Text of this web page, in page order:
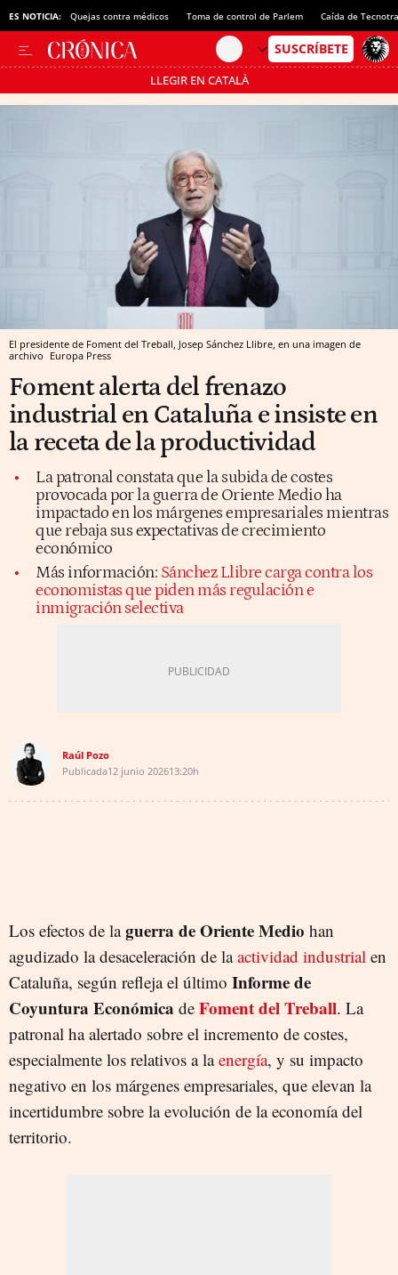
ES NOTICIA: Quejas contra médicos Toma de control de Parlem Caída de
LLEGIR EN CATALÀ
Pásate al MODO AHORRO
El presidente de Foment del Treball, Josep Sánchez Llibre, en una imagen de
archivo Europa Press
Foment alerta del frenazo
industrial en Cataluña e insiste en
la receta de la productividad
La patronal constata que la subida de costes
provocada por la guerra de Oriente Medio ha
impactado en los márgenes empresariales mientras
que rebaja sus expectativas de crecimiento
económico
Más información: Sánchez Llibre carga contra los
economistas que piden más regulación e
inmigración selectiva
Raúl Pozo
Publicada12 junio 202613:20h
Los efectos de laguerra de Oriente Medio han
agudizado la desaceleración de laactividad industrial en
Cataluña, según refleja el último Informe de
Coyuntura Económica de Foment del Treball. La
patronal ha alertado sobre el incremento de costes,
especialmente los relativos a laenergía, y su impacto
negativo en los márgenes empresariales, que elevan la
incertidumbre sobre la evolución de la economía del
territorio.